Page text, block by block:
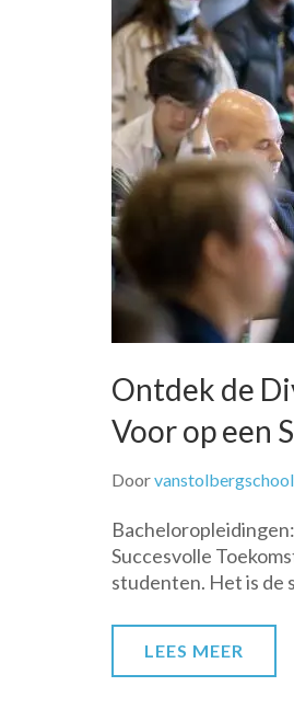
Ontdek de
Voor op een
Door
Succesvolle
studenten. Het is de
LEES MEER